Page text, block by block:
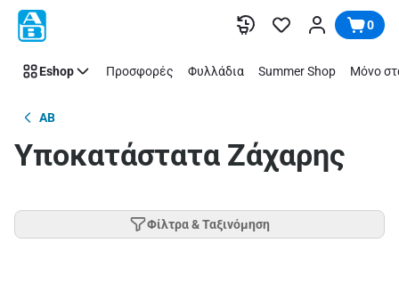
Παράλειψη 0
Eshop Προσφορές Φυλλάδια Summer Shop Μόνο
AB
Υποκατάστατα Ζάχαρης
Φίλτρα & Ταξινόμηση